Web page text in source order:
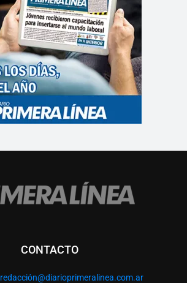
CONTACTO
redacción@diarioprimeralinea.com.ar